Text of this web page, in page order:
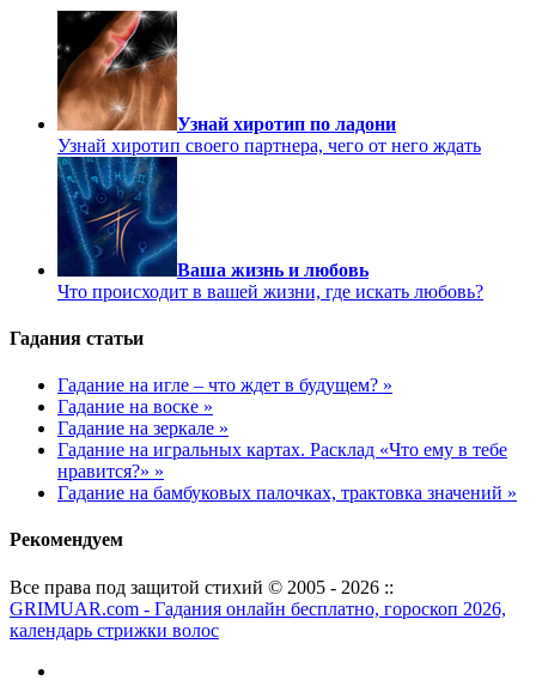
Узнай хиротип по ладони
Узнай хиротип своего партнера, чего от него ждать
Ваша жизнь и любовь
Что происходит в вашей жизни, где искать любовь?
Гадания статьи
Гадание на игле – что ждет в будущем? »
Гадание на воске »
Гадание на зеркале »
Гадание на игральных картах. Расклад «Что ему в тебе
нравится?» »
Гадание на бамбуковых палочках, трактовка значений »
Рекомендуем
Все права под защитой стихий © 2005 - 2026 ::
GRIMUAR.com - Гадания онлайн бесплатно, гороскоп 2026,
календарь стрижки волос